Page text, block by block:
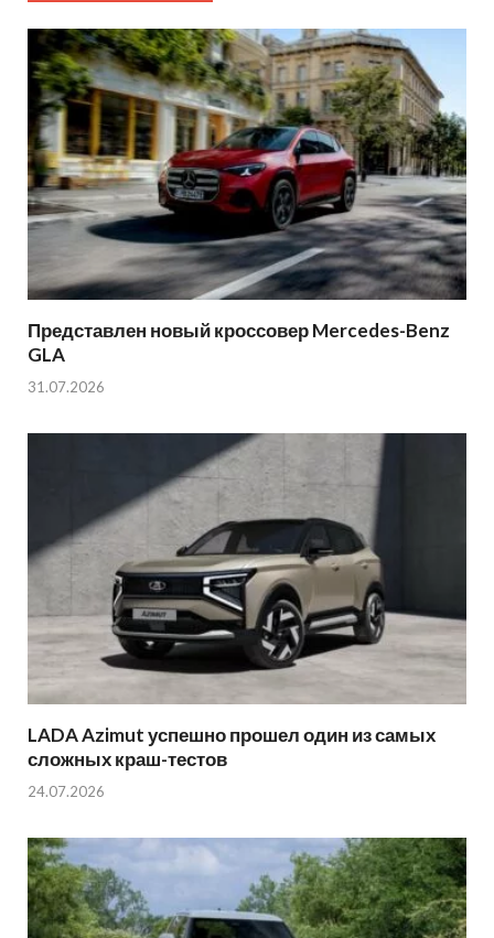
Представлен новый кроссовер Mercedes-Benz
GLA
31.07.2026
LADA Azimut успешно прошел один из самых
сложных краш-тестов
24.07.2026